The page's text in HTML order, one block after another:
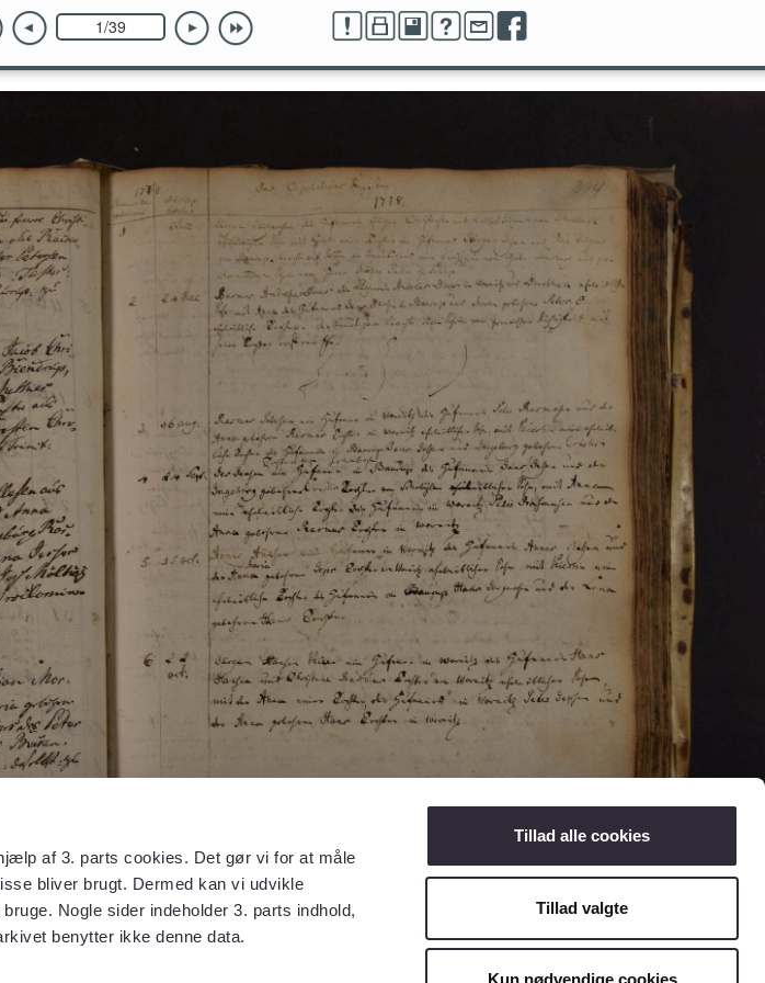
af 3. parts cookies. Det gør vi for at måle
bliver brugt. Dermed kan vi udvikle
Nogle sider indeholder 3. parts indhold,
benytter ikke denne data.
Tillad alle cookies
Tillad valgte
Kun nødvendige cookies